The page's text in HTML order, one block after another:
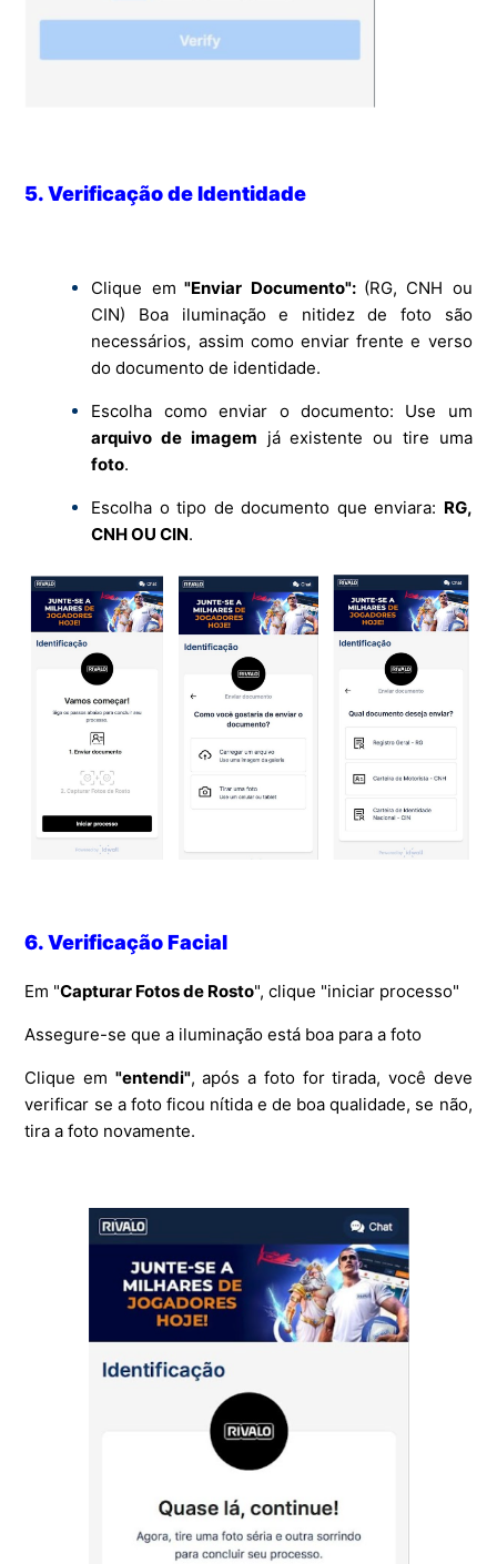
5. Verificação de Identidade
Clique em "Enviar Documento": (RG, CNH ou
CIN) Boa iluminação e nitidez de foto são
necessários, assim como enviar frente e verso
do documento de identidade.
Escolha como enviar o documento: Use um
arquivo de imagem já existente ou tire uma
foto.
Escolha o tipo de documento que enviara: RG,
CNH OU CIN.
6. Verificação Facial
Em "Capturar Fotos de Rosto", clique "iniciar processo"
Assegure-se que a iluminação está boa para a foto
Clique em "entendi", após a foto for tirada, você deve
verificar se a foto ficou nítida e de boa qualidade, se não,
tira a foto novamente.